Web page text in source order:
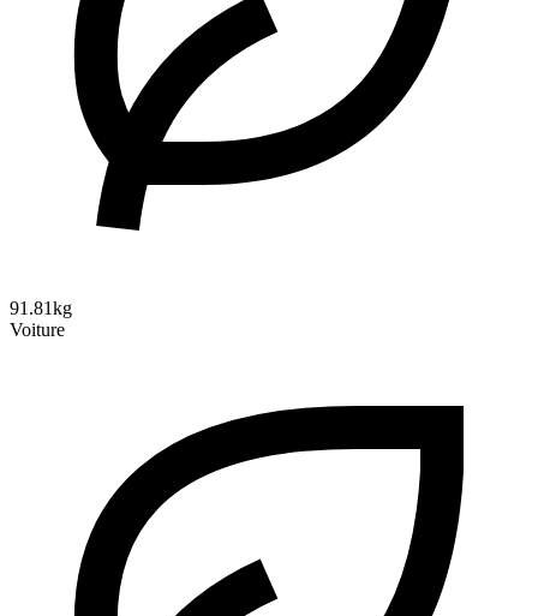
91.81kg
Voiture